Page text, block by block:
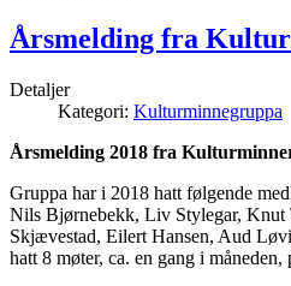
Årsmelding fra
Detaljer
Kategori: Kulturminnegruppa
Årsmelding 2018 fra
Gruppa har i 2018 hatt følgende
Nils Bjørnebekk, Liv Stylegar, Knut
Skjævestad, Eilert Hansen, Aud
hatt 8 møter, ca. en gang i måneden,